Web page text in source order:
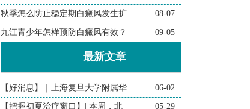
秋季怎么防止稳定期白癜风发生扩 08-07
九江青少年怎样预防白癜风有效？ 09-05
最新文章
【好消息】｜上海复旦大学附属华 06-02
【把握初夏治疗窗口】| 本周，北 05-29